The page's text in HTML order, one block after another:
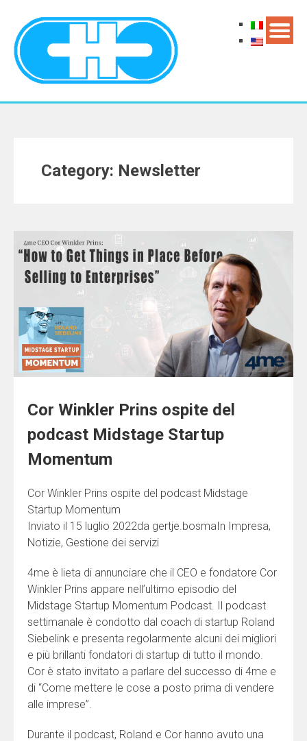
Category: Newsletter
Cor Winkler Prins ospite del
podcast Midstage Startup
Momentum
Cor Winkler Prins ospite del podcast Midstage
Startup Momentum
Inviato il 15 luglio 2022da gertje.bosmaIn Impresa,
Notizie, Gestione dei servizi
4me è lieta di annunciare che il CEO e fondatore Cor
Winkler Prins appare nell’ultimo episodio del
Midstage Startup Momentum Podcast. Il podcast
settimanale è condotto dal coach di startup Roland
Siebelink e presenta regolarmente alcuni dei migliori
e più brillanti fondatori di startup di tutto il mondo.
Cor è stato invitato a parlare del successo di 4me e
di “Come mettere le cose a posto prima di vendere
alle imprese”.
Durante il podcast, Roland e Cor hanno avuto una